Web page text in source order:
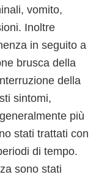
vomito,
Inoltre
in seguito a
brusca della
della
sintomi,
più
stati trattati con
di tempo.
sono stati